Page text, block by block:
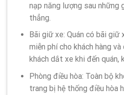
nạp năng lượng sau những
thẳng.
Bãi giữ xe: Quán có bãi giữ
miễn phí cho khách hàng
khách dắt xe khi đến quán,
Phòng điều hòa: Toàn bộ
trang bị hệ thống điều hòa